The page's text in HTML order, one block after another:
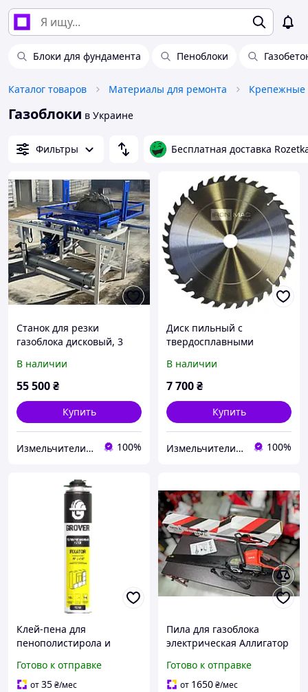
Блоки для фундамента Пеноблоки
Каталог товаров Материалы для ремонта Крепежные
Газоблоки в Украине
Фильтры Бесплатная доставка
Станок для резки
газоблока дисковый, 3
станок для газобетона
В наличии
55 500₴
Купить
Измельчители веток щепорезы дровоколы Rezak 100%
Диск пильный с
твердосплавными
610×50×5.4/4.0×24 зуба
В наличии
7 700₴
Купить
Измельчители веток щепорезы дровоколы Rezak 100%
Клей-пена для
пенополистирола и
750 мл
Готово к отправке
от35₴/мес
Пила для газоблока
электрическая Аллигатор
ножи 430 мм
Готово к отправке
от 1650₴/мес